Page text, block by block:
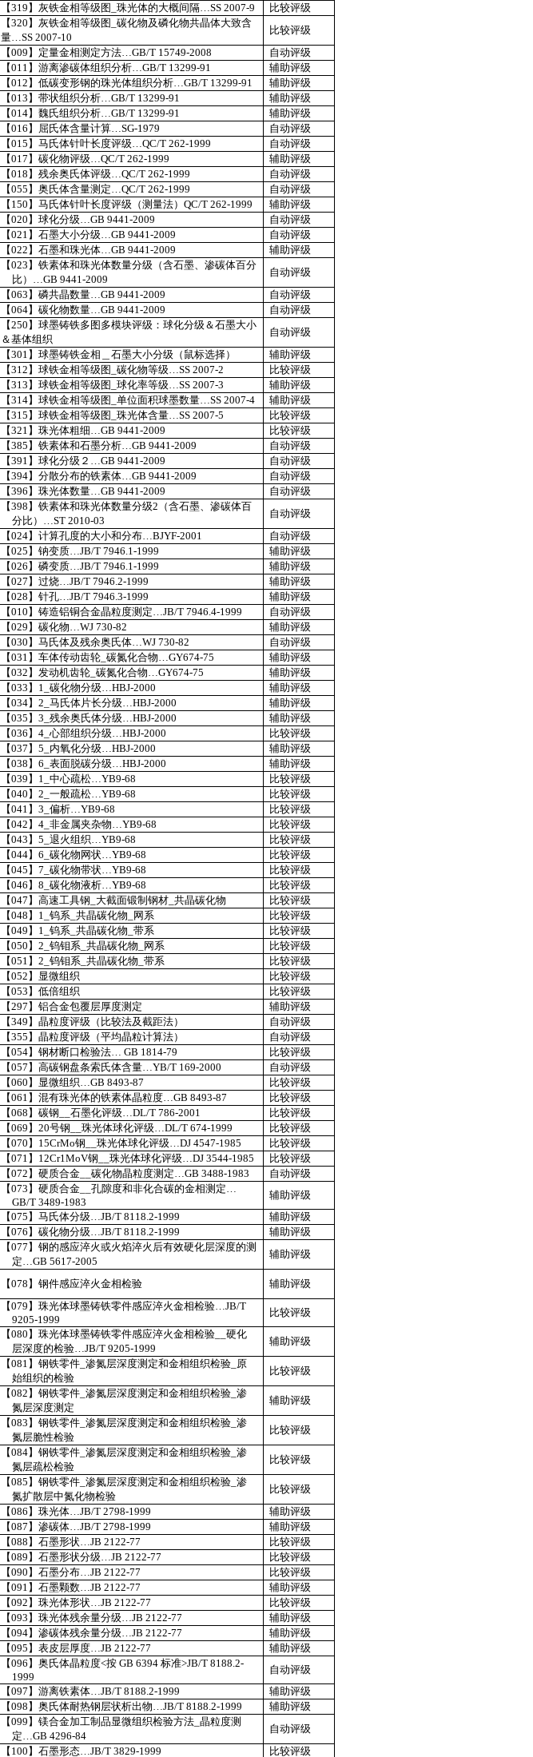
【319 】灰铁金相等级图 珠光体的大概间隔…SS 2007-9
比较评级
【320 】灰铁金相等级图 碳化物及磷化物共晶体大致含
量…SS 2007-10
比较评级
【009 】定量金相测定方法…GB/T 15749-2008 自动评级
【011 】游离渗碳体组织分析…GB/T 13299-91
辅助评级
【012 】低碳变形钢的珠光体组织分析…GB/T 13299-91
辅助评级
【013 】带状组织分析…GB/T 13299-91
辅助评级
【014】魏氏组织分析…GB/T 13299-91
辅助评级
【016 】屈氏体含量计算…SG-1979 自动评级
【015 】马氏体针叶长度评级…QC/T 262-1999
自动评级
【017 】碳化物评级…QC/T 262-1999
辅助评级
【018 】残余奥氏体评级…QC/T 262-1999
自动评级
【055 】奥氏体含量测定…QC/T 262-1999
自动评级
【 150 】马氏体针叶长度评级（测量法） QC/T 262-1999 辅助评级
【020 】球化分级…GB 9441-2009
自动评级
【021 】石墨大小分级…GB 9441-2009
自动评级
【022 】石墨和珠光体…GB 9441-2009
辅助评级
【023 】铁素体和珠光体数量分级（含石墨、渗碳体百分
比）…GB 9441-2009
自动评级
【063 】 磷共晶数量…GB 9441-2009
自动评级
【064】碳化物数量…GB 9441-2009
自动评级
【250 】球墨铸铁多图多模块评级：球化分级＆石墨大小
＆基体组织
自动评级
【301 】球墨铸铁金相＿石墨大小分级（鼠标选择）
辅助评级
【312 】球铁金相等级图 碳化物等级…SS 2007-2
比较评级
【313 】球铁金相等级图 球化率等级…SS 2007-3
辅助评级
【314】球铁金相等级图 单位面积球墨数量…SS 2007-4
辅助评级
【315 】球铁金相等级图 珠光体含量…SS 2007-5
比较评级
【321 】珠光体粗细…GB 9441-2009
比较评级
【385 】铁素体和石墨分析…GB 9441-2009
自动评级
【391 】球化分级２…GB 9441-2009
自动评级
【394】分散分布的铁素体…GB 9441-2009
自动评级
【396 】珠光体数量…GB 9441-2009
自动评级
【398 】铁素体和珠光体数量分级2 （含石墨、渗碳体百
分比）…ST 2010-03
自动评级
【024】计算孔度的大小和分布…BJYF-2001 自动评级
【025 】钠变质…JB/T 7946.1-1999
辅助评级
【026 】磷变质…JB/T 7946.1-1999
辅助评级
【027 】过烧…JB/T 7946.2-1999
辅助评级
【028 】针孔…JB/T 7946.3-1999
辅助评级
【010 】铸造铝铜合金晶粒度测定…JB/T 7946.4-1999
自动评级
【029 】碳化物…WJ 730-82
辅助评级
【030 】马氏体及残余奥氏体…WJ 730-82
自动评级
【031 】车体传动齿轮_ 碳氮化合物…GY674-75
辅助评级
【032 】发动机齿轮_ 碳氮化合物…GY674-75 辅助评级
【033 】 1_ 碳化物分级…HBJ-2000
辅助评级
【034】 2_ 马氏体片长分级…HBJ-2000
辅助评级
【035 】 3_ 残余奥氏体分级…HBJ-2000
辅助评级
【036 】 4_ 心部组织分级…HBJ-2000
比较评级
【037 】 5_ 内氧化分级…HBJ-2000
辅助评级
【038 】 6_ 表面脱碳分级…HBJ-2000 辅助评级
【039 】 1_ 中心疏松…YB9-68
比较评级
【040 】 2_ 一般疏松…YB9-68
比较评级
【041 】 3_ 偏析…YB9-68
比较评级
【042 】 4_ 非金属夹杂物…YB9-68
比较评级
【043 】 5_ 退火组织…YB9-68
比较评级
【044】 6_ 碳化物网状…YB9-68
比较评级
【045 】 7_ 碳化物带状…YB9-68
比较评级
【046 】 8_ 碳化物液析…YB9-68
比较评级
【047 】高速工具钢 大截面锻制钢材_ 共晶碳化物 比较评级
【048 】 1_ 钨系_ 共晶碳化物 网系
比较评级
【049 】 1_ 钨系_ 共晶碳化物 带系
比较评级
【050 】 2_ 钨钼系_ 共晶碳化物 网系
比较评级
【051 】 2_ 钨钼系_ 共晶碳化物 带系 比较评级
【052 】显微组织
比较评级
【053 】低倍组织
比较评级
【297 】铝合金包覆层厚度测定
辅助评级
【349 】晶粒度评级（比较法及截距法）
自动评级
【355 】晶粒度评级（平均晶粒计算法）
自动评级
【054】钢材断口检验法… GB 1814-79
比较评级
【057 】高碳钢盘条索氏体含量…YB/T 169-2000
自动评级
【060 】显微组织…GB 8493-87
比较评级
【061 】混有珠光体的铁素体晶粒度…GB 8493-87
比较评级
【068 】 碳钢 石墨化评级…DL/T 786-2001
比较评级
【069 】 20号钢 珠光体球化评级…DL/T 674-1999
比较评级
【070 】 15CrMo钢 珠光体球化评级…DJ 4547-1985
比较评级
【071 】 12Cr1MoV钢 珠光体球化评级…DJ 3544-1985 比较评级
【072 】 硬质合金__ 碳化物晶粒度测定…GB 3488-1983
自动评级
【073 】 硬质合金__ 孔隙度和非化合碳的金相测定…
GB/T 3489-1983
辅助评级
【075 】 马氏体分级…JB/T 8118.2-1999
辅助评级
【076 】 碳化物分级…JB/T 8118.2-1999
辅助评级
【077 】 钢的感应淬火或火焰淬火后有效硬化层深度的测
定…GB 5617-2005
辅助评级
【078 】 钢件感应淬火金相检验 辅助评级
【079 】 珠光体球墨铸铁零件感应淬火金相检验…JB/T
9205-1999
比较评级
【080 】 珠光体球墨铸铁零件感应淬火金相检验__ 硬化
层深度的检验…JB/T 9205-1999
辅助评级
【081 】 钢铁零件_ 渗氮层深度测定和金相组织检验_ 原
始组织的检验
比较评级
【082 】 钢铁零件_ 渗氮层深度测定和金相组织检验_ 渗
氮层深度测定
辅助评级
【083 】 钢铁零件_ 渗氮层深度测定和金相组织检验_ 渗
氮层脆性检验
比较评级
【084】 钢铁零件_ 渗氮层深度测定和金相组织检验_ 渗
氮层疏松检验
比较评级
【085 】 钢铁零件_ 渗氮层深度测定和金相组织检验_ 渗
氮扩散层中氮化物检验
比较评级
【086 】 珠光体…JB/T 2798-1999
辅助评级
【087 】 渗碳体…JB/T 2798-1999 辅助评级
【088 】 石墨形状…JB 2122-77
比较评级
【089 】 石墨形状分级…JB 2122-77
比较评级
【090 】 石墨分布…JB 2122-77
比较评级
【091 】 石墨颗数…JB 2122-77
辅助评级
【092 】 珠光体形状…JB 2122-77
比较评级
【093 】 珠光体残余量分级…JB 2122-77
辅助评级
【094】 渗碳体残余量分级…JB 2122-77
辅助评级
【095 】 表皮层厚度…JB 2122-77 辅助评级
【096 】 奥氏体晶粒度<按GB 6394 标准>JB/T 8188.2-
1999
自动评级
【097 】 游离铁素体…JB/T 8188.2-1999
辅助评级
【098 】 奥氏体耐热钢层状析出物…JB/T 8188.2-1999
辅助评级
【099 】 镁合金加工制品显微组织检验方法_ 晶粒度测
定…GB 4296-84
自动评级
【 100 】 石墨形态…JB/T 3829-1999 比较评级